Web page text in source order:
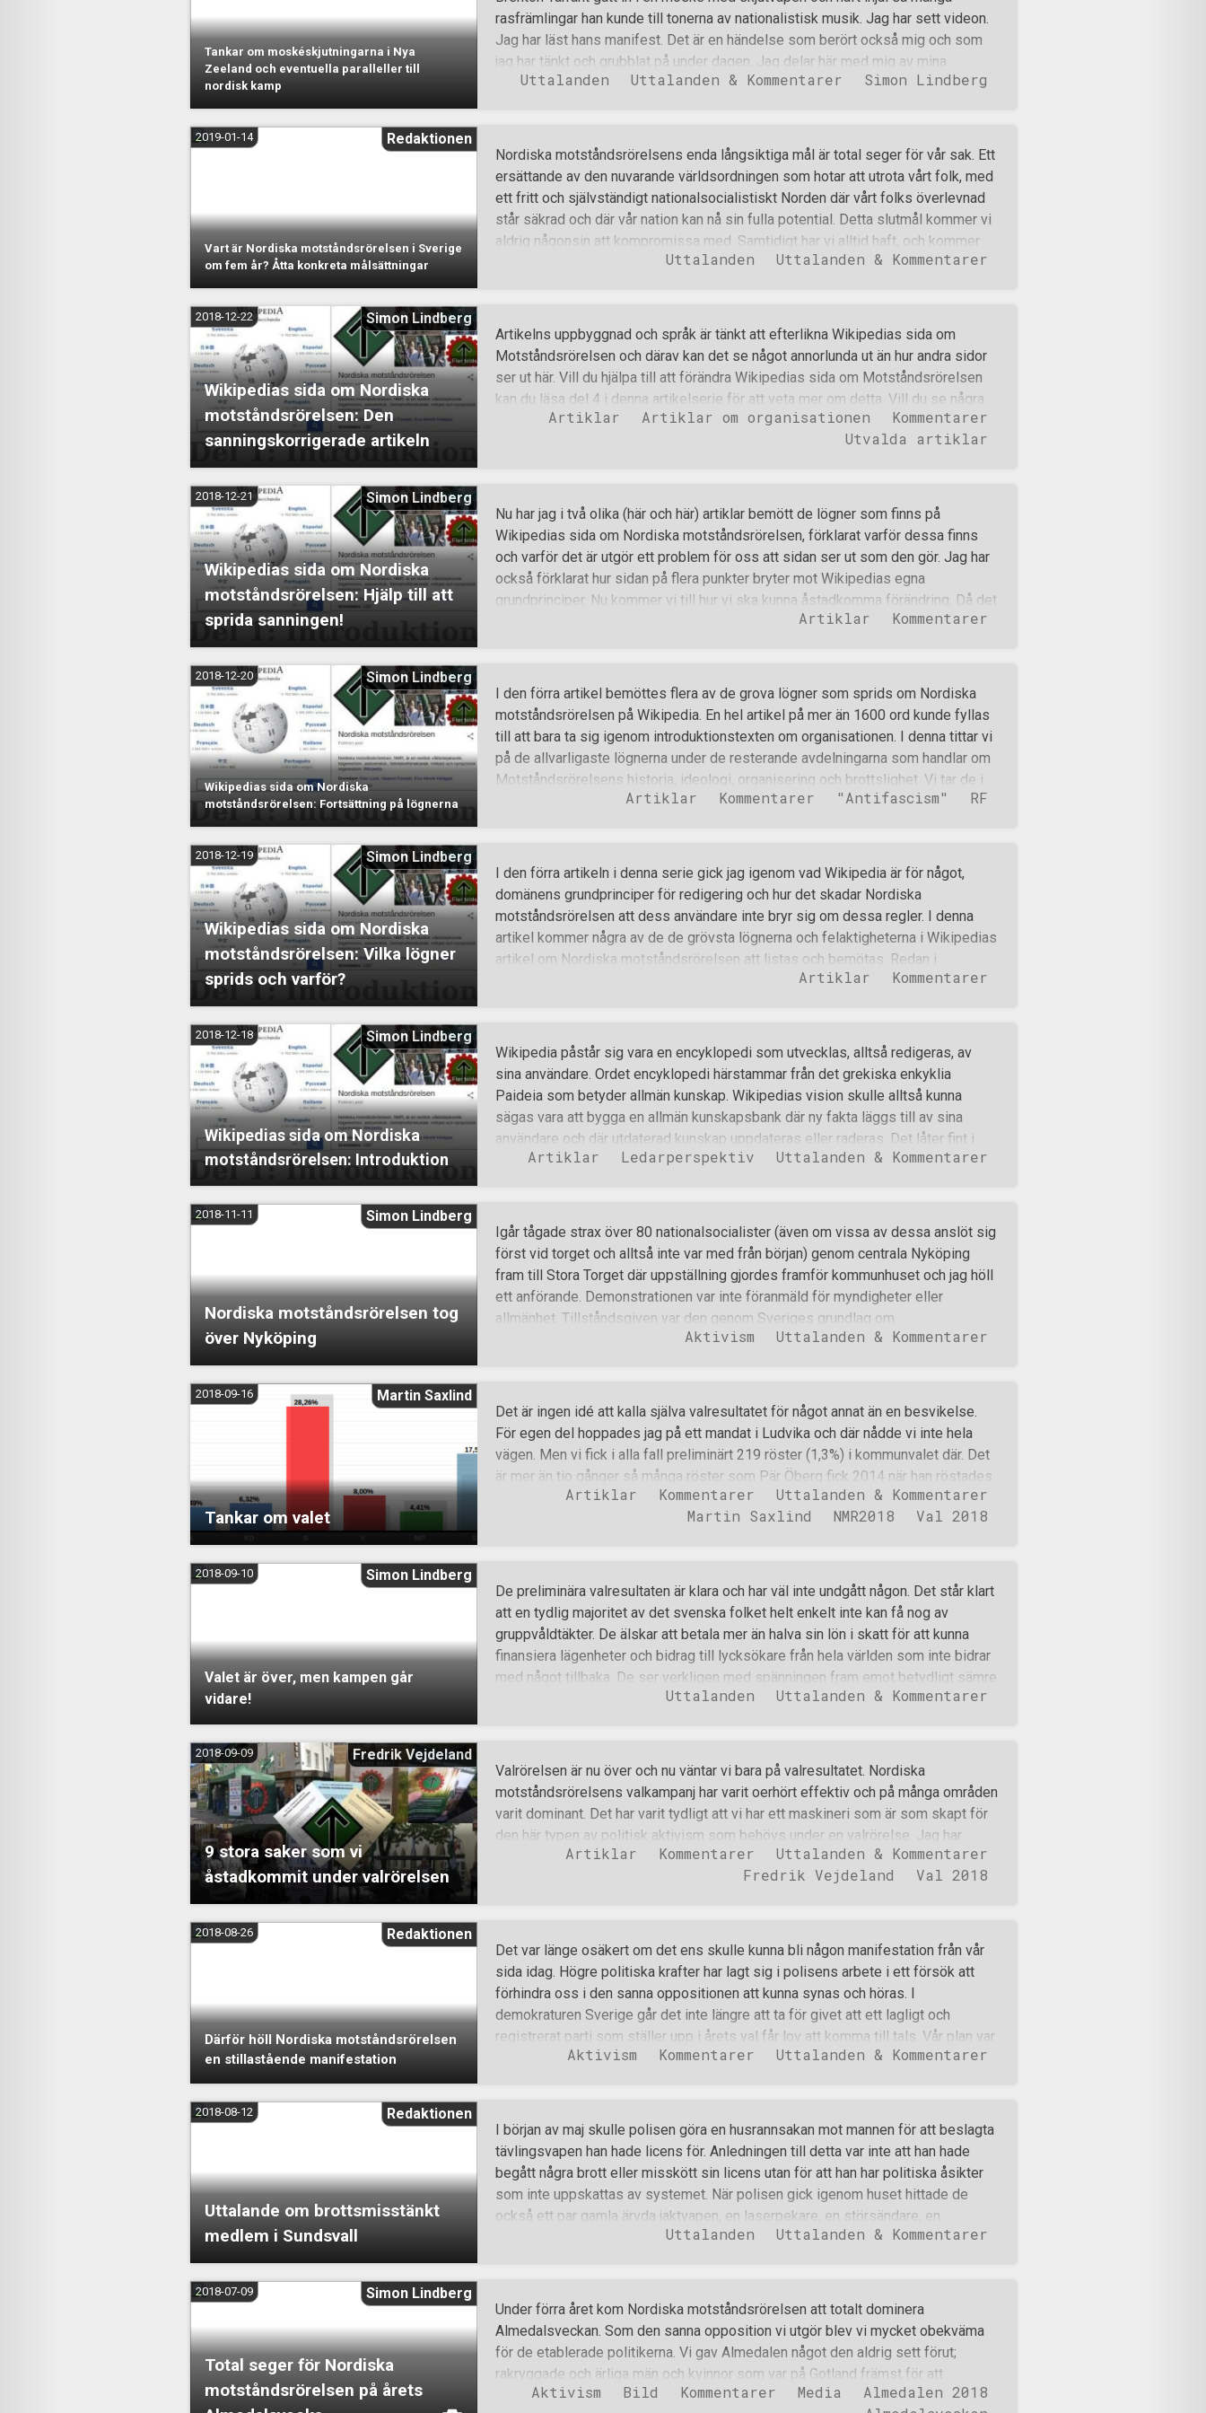
Tankar om moskéskjutningarna i Nya
Zeeland och eventuella paralleller till
nordisk kamp
rasfrämlingar han kunde till tonerna av nationalistisk musik. Jag har sett videon.
Jag har läst hans manifest. Det är en händelse som berört också mig och som
jag har tänkt och grubblat på under dagen. Jag delar här med mig av mina
slutsatser. De två huvudmotiven han uppger i sitt manifest är det svårt att inte
av icke-vita till alla vita länder. Av icke-vita som dessutom statistiskt sett föder
betydligt fler barn än vita. Varför inte fler människor uppmärksammar denna
enkla slutsats och allvarligt upprörs av vetskapen för att därefter agera, är och
förblir en av de viktigaste och mest aktuella frågorna som finns. Hela vårt folks
existens hänger nämligen på att folk börjar förstå och age
Uttalanden Uttalanden & Kommentarer Simon Lindberg
Vart är Nordiska motståndsrörelsen i Sverige
om fem år? Åtta konkreta målsättningar
2019-01-14
Redaktionen
Nordiska motståndsrörelsens enda långsiktiga mål är total seger för vår sak. Ett
ersättande av den nuvarande världsordningen som hotar att utrota vårt folk, med
ett fritt och självständigt nationalsocialistiskt Norden där vårt folks överlevnad
står säkrad och där vår nation kan nå sin fulla potential. Detta slutmål kommer vi
aldrig någonsin att kompromissa med. Samtidigt har vi alltid haft, och kommer
givetvis också i fortsättningen att ha, flertalet delmål på vägen. Dessa hålls
det finns fördelar med att kommunicera vissa delmål utåt och att detta kan
behövas för att sympatisörer i högre utsträckning ska vilja hjälpa oss, då vi
förstår att slutmålet kan kännas avlägset och att det därför genom dessa delmål
blir tydligare vart vi är på väg någonstans. Med anledning av detta har vi valt att
presentera åtta stycken konkreta mål för den svenska delen
Uttalanden Uttalanden & Kommentarer
Wikipedias sida om Nordiska
motståndsrörelsen: Den
sanningskorrigerade artikeln
2018-12-22
Simon Lindberg
Artikelns uppbyggnad och språk är tänkt att efterlikna Wikipedias sida om
Motståndsrörelsen och därav kan det se något annorlunda ut än hur andra sidor
ser ut här. Vill du hjälpa till att förändra Wikipedias sida om Motståndsrörelsen
kan du läsa del 4 i denna artikelserie för att veta mer om detta. Vill du se några
av de lögner som korrigerats kan du läsa del 2 och 3. Nordiska
motståndsrörelsens stödfana. Nordiska motståndsrörelsen, Motståndsrörelsen
mótstöðuhreyfingin), är en pan-nordisk nationalsocialistisk organisation. I
Sverige är det också ett registrerat politiskt parti som ställer upp i val. De vill
skapa ett fritt, självständigt, etnisk homogent och enat Norden på
nationalsocialistisk grund. Nordiska motståndsrörelsen är en legal och civil
organisation som flera gånger felaktigt kopplats till olika typer av brottslighet i
Artiklar Artiklar om organisationen
Kommentarer
Utvalda artiklar
Wikipedias sida om Nordiska
motståndsrörelsen: Hjälp till att
sprida sanningen!
2018-12-21
Simon Lindberg
Nu har jag i två olika (här och här) artiklar bemött de lögner som finns på
Wikipedias sida om Nordiska motståndsrörelsen, förklarat varför dessa finns
och varför det är utgör ett problem för oss att sidan ser ut som den gör. Jag har
också förklarat hur sidan på flera punkter bryter mot Wikipedias egna
grundprinciper. Nu kommer vi till hur vi ska kunna åstadkomma förändring. Då det
givetvis är önskvärt att fler personer får en korrekt bild av vilka Nordiska
avslutande femte delen som kommer imorgon, via olika sociala medier och
forum önskar jag din hjälp på ett annat sätt; genom att ta fajten för sanning på
Wikipedia! Alla kan redigera Wikipedia. ”Varför ändrar ni då inte bara i den?” är
en tämligen logisk följdfråga. Wikipedias användare är indelade i en strikt
hierarki beroende på hur mycket du använt sidan och
Artiklar Kommentarer
Wikipedias sida om Nordiska
motståndsrörelsen: Fortsättning på lögnerna
2018-12-20
Simon Lindberg
I den förra artikel bemöttes flera av de grova lögner som sprids om Nordiska
motståndsrörelsen på Wikipedia. En hel artikel på mer än 1600 ord kunde fyllas
till att bara ta sig igenom introduktionstexten om organisationen. I denna tittar vi
på de allvarligaste lögnerna under de resterande avdelningarna som handlar om
Motståndsrörelsens historia, ideologi, organisering och brottslighet. Vi tar de i
den ordningen och börjar därför med historik där det finns en sak som sticker ut,
organisation som står i opposition mot Putin och ryska staten och som även
skickar frivilliga soldater till den proryska sidan i kriget i östra Ukraina.
Ekonomiskt stöd från Ryssland och det från en paramilitär organisation
dessutom. Oy vey! Vad kan detta röra sig om? Jo, då och då deltar
representanter från nationellt sinnade organisationer i andra
Artiklar Kommentarer "Antifascism" RF
Wikipedias sida om Nordiska
motståndsrörelsen: Vilka lögner
sprids och varför?
2018-12-19
Simon Lindberg
I den förra artikeln i denna serie gick jag igenom vad Wikipedia är för något,
domänens grundprinciper för redigering och hur det skadar Nordiska
motståndsrörelsen att dess användare inte bryr sig om dessa regler. I denna
artikel kommer några av de de grövsta lögnerna och felaktigheterna i Wikipedias
artikel om Nordiska motståndsrörelsen att listas och bemötas. Redan i
inledningsdelen av Wikipedias sida om Nordiska motståndsrörelsen, ja till och
nordisk våldsbejakande, högerextrem, antisemitisk, förintelseförnekande,
militant och nynazistisk organisation.” Så många negativt laddade adjektiv i en
och samma mening torde utgöra någon slags rekord. Jag förklarar de ett i taget
och varför de alla utgör lögner och/eller medvetna försök till smutskastning
snarare än att egentligen beskriva vad Motståndsrörelsen är för något.
Artiklar Kommentarer
Wikipedias sida om Nordiska
motståndsrörelsen: Introduktion
2018-12-18
Simon Lindberg
Wikipedia påstår sig vara en encyklopedi som utvecklas, alltså redigeras, av
sina användare. Ordet encyklopedi härstammar från det grekiska enkyklia
Paideia som betyder allmän kunskap. Wikipedias vision skulle alltså kunna
sägas vara att bygga en allmän kunskapsbank där ny fakta läggs till av sina
användare och där utdaterad kunskap uppdateras eller raderas. Det låter fint i
teorin, men i praktiken visar sig flertalet av sidorna på domänen bygga på dåligt
användarnas egna rena gissningar och subjektiva uppfattning om ämnena i fråga.
I vissa artiklar, om smala och mer spekulativa ämnen, spelar detta kanske
mindre roll och givetvis är också kvalitén bättre kring vissa ämnen än andra. Det
finns riktlinjer för de som vill skriva på Wikipedia. I artikeln om Wikipedia på
Wikipedia kan man läsa följande text som handlar om att
Artiklar Ledarperspektiv Uttalanden & Kommentarer
Nordiska motståndsrörelsen tog
över Nyköping
2018-11-11
Simon Lindberg
Igår tågade strax över 80 nationalsocialister (även om vissa av dessa anslöt sig
först vid torget och alltså inte var med från början) genom centrala Nyköping
fram till Stora Torget där uppställning gjordes framför kommunhuset och jag höll
ett anförande. Demonstrationen var inte föranmäld för myndigheter eller
allmänhet. Tillståndsgiven var den genom Sveriges grundlag om
demonstrations- och mötesfrihet. Anledningen till varför det inte ansökts om ett
motståndsrörelsens ansökningar med den respekt för våra rättigheter som vore
önskvärt och vad som dessutom vore förenligt med sann yttrandefrihet. Vi
behöver inte polisens beskydd vart vi än väljer att marschera i Norden och
anledningen till att vi normalt sett ändå väljer att göra en formell ansökan om
tillstånd är främst för att det blir enklare att kunna mobilisera medlemm
Aktivism Uttalanden & Kommentarer
Tankar om valet
2018-09-16
Martin Saxlind
Det är ingen idé att kalla själva valresultatet för något annat än en besvikelse.
För egen del hoppades jag på ett mandat i Ludvika och där nådde vi inte hela
vägen. Men vi fick i alla fall preliminärt 219 röster (1,3%) i kommunvalet där. Det
är mer än tio gånger så många röster som Pär Öberg fick 2014 när han röstades
in på ett SD-mandat. I Ludvika tycker jag därför att det vi gör har visat sig
fungera, vi måste bara arbeta vidare och ge det hela lite tid så kommer vi redan
vore ett kvitto på att vi har gjort ett bra arbete med att normalisera åsikter som
är diametralt motsatta de åsikter allmänheten tvångsmatas med från skola,
medier och de övriga partierna. Redan nu kan jag lova att många folkförrädare i
Ludvika sover dåligt om natten, medvetna om att bara i deras lilla kommun finns
det över 200 personer som står bakom Motståndsr
Artiklar Kommentarer
Uttalanden & Kommentarer
Martin Saxlind
NMR2018 Val 2018
Valet är över, men kampen går
vidare!
2018-09-10
Simon Lindberg
De preliminära valresultaten är klara och har väl inte undgått någon. Det står klart
att en tydlig majoritet av det svenska folket helt enkelt inte kan få nog av
gruppvåldtäkter. De älskar att betala mer än halva sin lön i skatt för att kunna
finansiera lägenheter och bidrag till lycksökare från hela världen som inte bidrar
med något tillbaka. De ser verkligen med spänningen fram emot betydligt sämre
tider och att svenskarna ska bli minoritet i sitt eget land. Ska man se till
mångkultur och gärna vill ha mer av den varan. För inte är ni väl hycklare alla ni
som röstat på sju-klövern? I ett land där problemen verkligen hopar sig och det
är tydligt för envar som ser bortom luftslottet och etablissemangets
välpolerade lögner, att precis allt håller på att gå riktigt, riktigt illa, väljer mer än
fyra femtedelar av folket att inte ens rösta
Uttalanden Uttalanden & Kommentarer
9 stora saker som vi
åstadkommit under valrörelsen
2018-09-09
Fredrik Vejdeland
Valrörelsen är nu över och nu väntar vi bara på valresultatet. Nordiska
motståndsrörelsens valkampanj har varit oerhört effektiv och på många områden
varit dominant. Det har varit tydligt att vi har ett maskineri som är som skapt för
den här typen av politisk aktivism som behövs under en valrörelse. Jag har
tidigare nämnt att denna valrörelse även kommer hjälpa oss att bygga och
avancera organisationen. Detta gäller så klart dels på individnivå, vi är många
Saker som hjälpt oss att bygga organisationen och göra den än mer effektiv och
slagkraftig. Saker som vi tvingat oss till att utveckla tack vare valrörelsen. Inte
saker som även alla andra utvecklat utan snarare mer sådant som gör oss unika,
i allmänhet eller inom den nationella rörelsen. Nedan följer 9 saker som vi
åstadkommit under valrörelsen: 1. Rörelsens tveklöst bästa
Artiklar Kommentarer
Uttalanden & Kommentarer
Fredrik Vejdeland
Val 2018
Därför höll Nordiska motståndsrörelsen
en stillastående manifestation
2018-08-26
Redaktionen
Det var länge osäkert om det ens skulle kunna bli någon manifestation från vår
sida idag. Högre politiska krafter har lagt sig i polisens arbete i ett försök att
förhindra oss i den sanna oppositionen att kunna synas och höras. I
demokraturen Sverige går det inte längre att ta för givet att ett lagligt och
registrerat parti som ställer upp i årets val får lov att komma till tals. Vår plan var
att hålla en demonstration genom de centrala delarna av Stockholm för att
om att vi skulle gå härifrån Kungsholmstorg, genom centrum och till Gustav
Adolfs torg. Det fanns dock ett aber redan nu. Polisen vägrade tillåta mig att stå
som ansvarig på tillståndsansökan men hänvisning till att jag är MISSTÄNKT för
åsiktsbrott efter vår demonstration i Göteborg den 30 september förra året.
Detta tilltag är något helt nytt som de aldrig kommit med ti
Aktivism Kommentarer Uttalanden & Kommentarer
Uttalande om brottsmisstänkt
medlem i Sundsvall
2018-08-12
Redaktionen
I början av maj skulle polisen göra en husrannsakan mot mannen för att beslagta
tävlingsvapen han hade licens för. Anledningen till detta var inte att han hade
begått några brott eller misskött sin licens utan för att han har politiska åsikter
som inte uppskattas av systemet. När polisen gick igenom huset hittade de
också ett par gamla ärvda jaktvapen, en laserpekare, en störsändare, en
agentväska för en pistol, en del gammal ammunition från tiden då det var lagligt
mannen omhändertogs och att hans datorer och telefoner beslagtogs. På en
dator hittade polisen hundratals e-böcker varav ett fåtal bland annat handlade
om hur man tillverkar ammunition och olika vapen. De fann även helt offentliga
adressuppgifter till två journalister. Mannen förnekar alla brott och efter att ha
läst förundersökningsprotokollet kombinerat med den kän
Uttalanden Uttalanden & Kommentarer
Total seger för Nordiska
motståndsrörelsen på årets
2018-07-09
Simon Lindberg
Under förra året kom Nordiska motståndsrörelsen att totalt dominera
Almedalsveckan. Som den sanna opposition vi utgör blev vi mycket obekväma
för de etablerade politikerna. Vi gav Almedalen något den aldrig sett förut;
rakryggade och ärliga män och kvinnor som var på Gotland främst för att
diskutera politik, inte för att pimpla rosévin. Som jag sa i mitt första tal i
Aktivism Bild Kommentarer Media
Almedalen 2018